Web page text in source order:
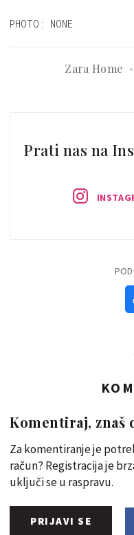
PHOTO: NONE
Zara Home
Prati nas na
Komentiraj, znaš
Za komentiranje je
račun? Registracija je
uključi se u raspravu.
PRIJAVI SE